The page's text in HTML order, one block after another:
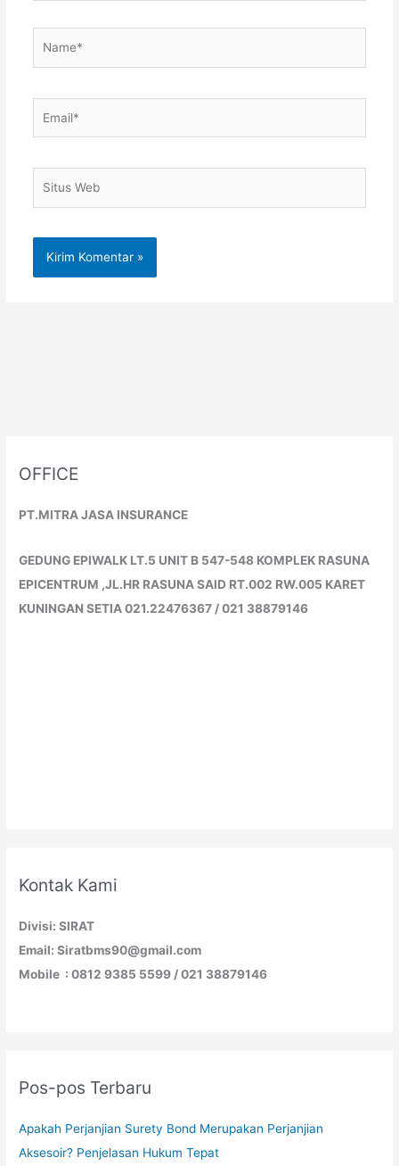
Web
OFFICE
PT.MITRA JASA INSURANCE
GEDUNG EPIWALK LT.5 UNIT B 547-548 KOMPLEK RASUNA
EPICENTRUM ,JL.HR RASUNA SAID RT.002 RW.005 KARET
KUNINGAN SETIA 021.22476367 / 021 38879146
Kontak Kami
Divisi: SIRAT
Email: Siratbms90@gmail.com
Mobile : 0812 9385 5599 / 021 38879146
Pos-pos Terbaru
Apakah Perjanjian Surety Bond Merupakan Perjanjian
Aksesoir? Penjelasan Hukum Tepat